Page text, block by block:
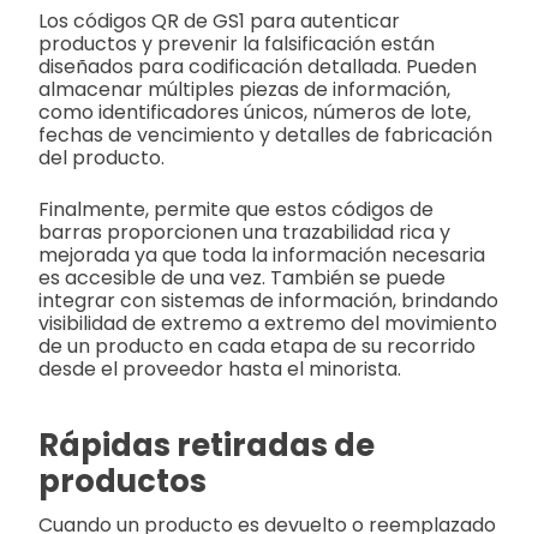
Los códigos QR de GS1 para autenticar
productos y prevenir la falsificación están
diseñados para codificación detallada. Pueden
almacenar múltiples piezas de información,
como identificadores únicos, números de lote,
fechas de vencimiento y detalles de fabricación
del producto.
Finalmente, permite que estos códigos de
barras proporcionen una trazabilidad rica y
mejorada ya que toda la información necesaria
es accesible de una vez. También se puede
integrar con sistemas de información, brindando
visibilidad de extremo a extremo del movimiento
de un producto en cada etapa de su recorrido
desde el proveedor hasta el minorista.
Rápidas retiradas de
productos
Cuando un producto es devuelto o reemplazado